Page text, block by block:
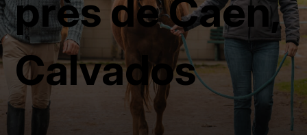
près de Caen,
Calvados